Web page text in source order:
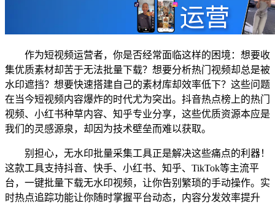
作为短视频运营者，你是否经常面临这样的困境：想要收
集优质素材却苦于无法批量下载？想要分析热门视频却总是被
水印遮挡？想要快速搭建自己的素材库却效率低下？这些问题
在当今短视频内容爆炸的时代尤为突出。抖音热点榜上的热门
视频、小红书种草内容、知乎专业分享，这些优质资源本应是
我们的灵感源泉，却因为技术壁垒而难以获取。
别担心，无水印批量采集工具正是解决这些痛点的利器！
这款工具支持抖音、快手、小红书、知乎、TikTok等主流平
台，一键批量下载无水印视频，让你告别繁琐的手动操作。实
时热点追踪功能让你随时掌握平台动态，内容分发效率提升